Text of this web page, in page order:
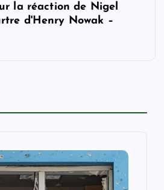
la réaction de Nigel
d'Henry Nowak –